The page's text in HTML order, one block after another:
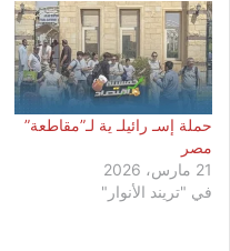
حملة إسـ رائيلـ ية لـ”مقاطعة”
مصر
21 مارس، 2026
في "تريند الأنوار"